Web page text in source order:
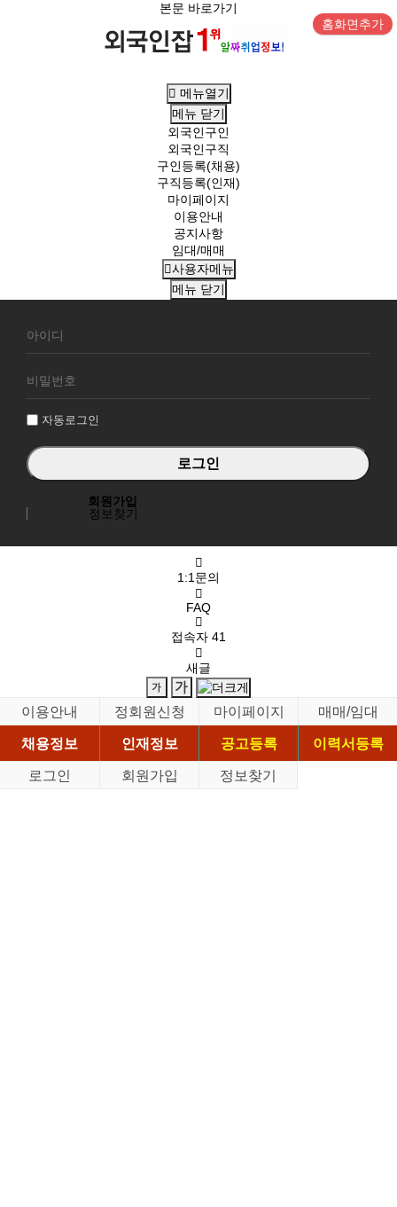
본문 바로가기
홈화면추가
메뉴열기
메뉴 닫기
외국인구인
외국인구직
구인등록(채용)
구직등록(인재)
마이페이지
이용안내
공지사항
임대/매매
사용자메뉴
메뉴 닫기
원
그
자동로그인
회원가입
정보찾기
1:1문의
FAQ
접속자 41
새글
이용안내 정회원신청 마이페이지
매매/임대
채용정보
인재정보 공고등록
이력서등록
로그인
회원가입 정보찾기